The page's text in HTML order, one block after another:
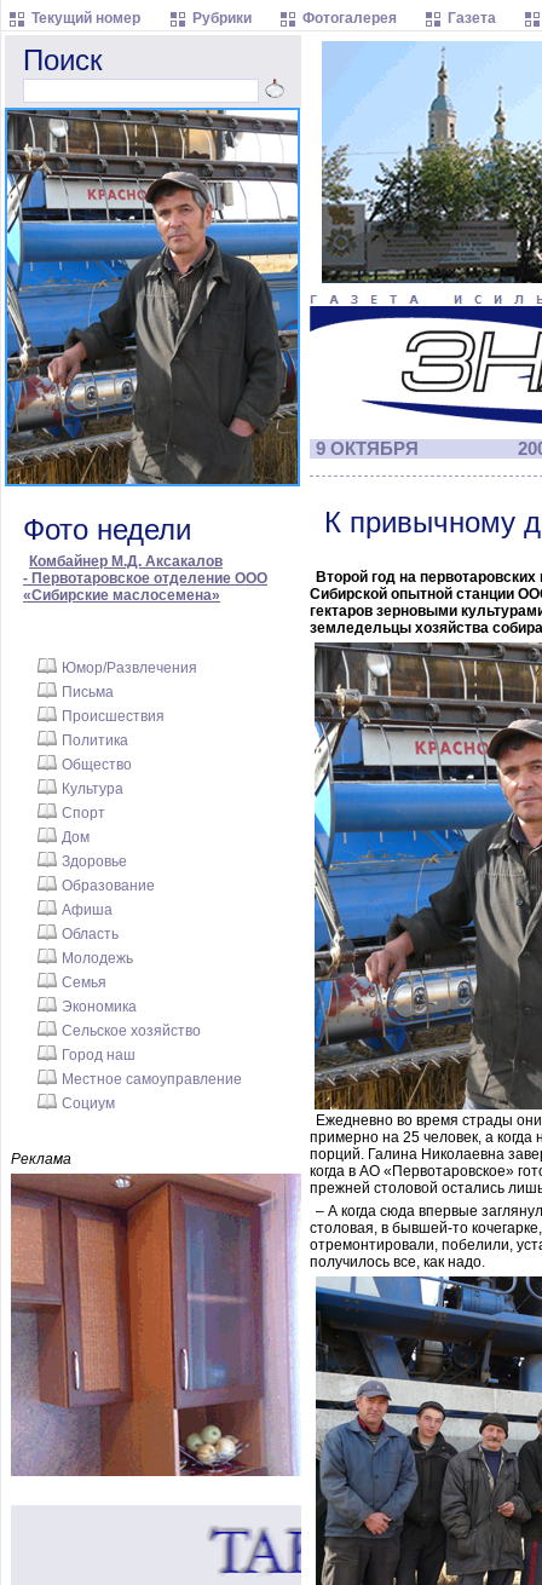
Текущий номер Рубрики Фотогалерея Газета
Поиск
Фото недели
Комбайнер М.Д. Аксакалов
- Первотаровское отделение ООО
«Сибирские маслосемена»
Юмор/Развлечения
Письма
Происшествия
Политика
Общество
Культура
Спорт
Дом
Здоровье
Образование
Афиша
Область
Молодежь
Семья
Экономика
Сельское хозяйство
Город наш
Местное самоуправление
Социум
Реклама
9 ОКТЯБРЯ
К привычному
Второй год на
Сибирской опытной станции
гектаров зерновыми
земледельцы хозяйства
Ежедневно во время страды
примерно на 25 человек, а когда
порций. Галина Николаевна
когда в АО «Первотаровское»
прежней столовой остались
– А когда сюда впервые
столовая, в бывшей-то
отремонтировали, побелили,
получилось все, как надо.